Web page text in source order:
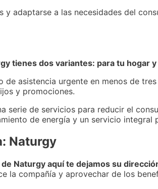
y adaptarse a las necesidades del
tienes dos variantes: para tu hogar
de asistencia urgente en menos de
y promociones.
serie de servicios para reducir el
de energía y un servicio
Naturgy
Naturgy aquí te dejamos su
la compañía y aprovechar de los